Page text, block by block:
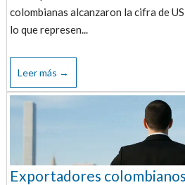
colombianas alcanzaron la cifra de
lo que represen...
Leer más →
Exportadores